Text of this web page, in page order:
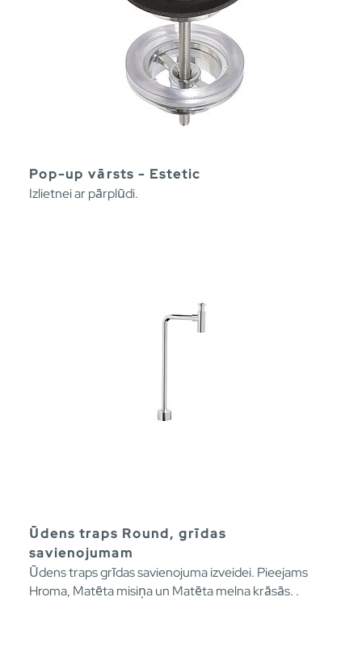
Pop-up vārsts - Estetic
Izlietnei ar pārplūdi.
Ūdens traps Round, grīdas
savienojumam
Ūdens traps grīdas savienojuma izveidei. Pieejams
Hroma, Matēta misiņa un Matēta melna krāsās. .